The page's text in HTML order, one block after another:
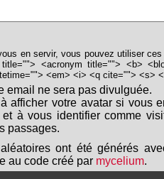
en servir, vous pouvez utiliser
<acronym title=""> <b>
<em> <i> <q cite=""> <s>
email ne sera pas divulguée.
afficher votre avatar si vous
à vous identifier comme
passages.
aléatoires ont été générés
au code créé par mycelium.